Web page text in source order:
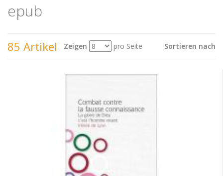
hier:
epub
85 Artikel Zeigen pro Seite Sortieren nach